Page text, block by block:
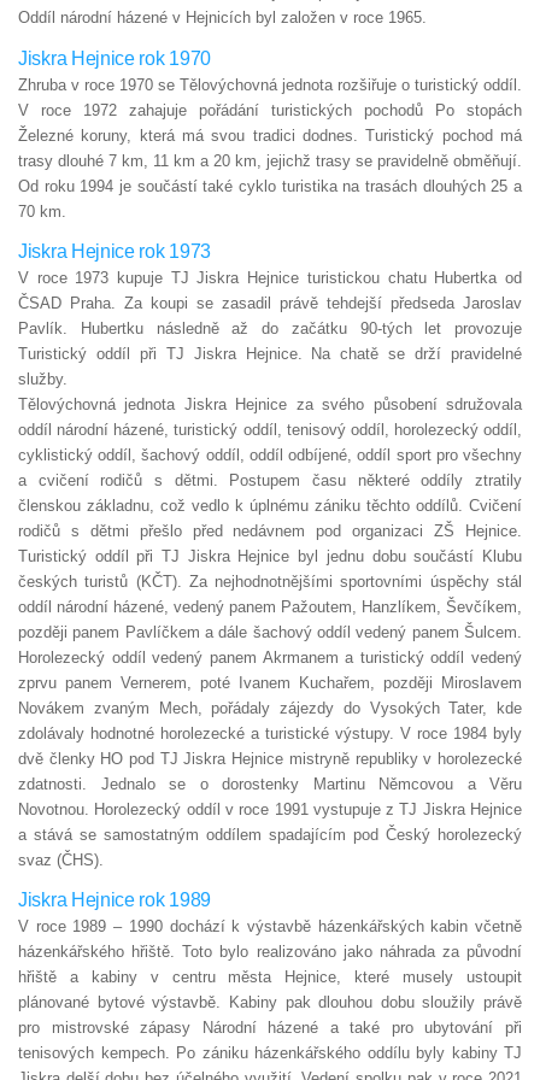
Oddíl národní házené v Hejnicích byl založen v roce 1965.
Jiskra Hejnice rok 1970
Zhruba v roce 1970 se Tělovýchovná jednota rozšiřuje o turistický oddíl.
V roce 1972 zahajuje pořádání turistických pochodů Po stopách
Železné koruny, která má svou tradici dodnes. Turistický pochod má
trasy dlouhé 7 km, 11 km a 20 km, jejichž trasy se pravidelně obměňují.
Od roku 1994 je součástí také cyklo turistika na trasách dlouhých 25 a
70 km.
Jiskra Hejnice rok 1973
V roce 1973 kupuje TJ Jiskra Hejnice turistickou chatu Hubertka od
ČSAD Praha. Za koupi se zasadil právě tehdejší předseda Jaroslav
Pavlík. Hubertku následně až do začátku 90-tých let provozuje
Turistický oddíl při TJ Jiskra Hejnice. Na chatě se drží pravidelné
služby.
Tělovýchovná jednota Jiskra Hejnice za svého působení sdružovala
oddíl národní házené, turistický oddíl, tenisový oddíl, horolezecký oddíl,
cyklistický oddíl, šachový oddíl, oddíl odbíjené, oddíl sport pro všechny
a cvičení rodičů s dětmi. Postupem času některé oddíly ztratily
členskou základnu, což vedlo k úplnému zániku těchto oddílů. Cvičení
rodičů s dětmi přešlo před nedávnem pod organizaci ZŠ Hejnice.
Turistický oddíl při TJ Jiskra Hejnice byl jednu dobu součástí Klubu
českých turistů (KČT). Za nejhodnotnějšími sportovními úspěchy stál
oddíl národní házené, vedený panem Pažoutem, Hanzlíkem, Ševčíkem,
později panem Pavlíčkem a dále šachový oddíl vedený panem Šulcem.
Horolezecký oddíl vedený panem Akrmanem a turistický oddíl vedený
zprvu panem Vernerem, poté Ivanem Kuchařem, později Miroslavem
Novákem zvaným Mech, pořádaly zájezdy do Vysokých Tater, kde
zdolávaly hodnotné horolezecké a turistické výstupy. V roce 1984 byly
dvě členky HO pod TJ Jiskra Hejnice mistryně republiky v horolezecké
zdatnosti. Jednalo se o dorostenky Martinu Němcovou a Věru
Novotnou. Horolezecký oddíl v roce 1991 vystupuje z TJ Jiskra Hejnice
a stává se samostatným oddílem spadajícím pod Český horolezecký
svaz (ČHS).
Jiskra Hejnice rok 1989
V roce 1989 – 1990 dochází k výstavbě házenkářských kabin včetně
házenkářského hřiště. Toto bylo realizováno jako náhrada za původní
hřiště a kabiny v centru města Hejnice, které musely ustoupit
plánované bytové výstavbě. Kabiny pak dlouhou dobu sloužily právě
pro mistrovské zápasy Národní házené a také pro ubytování při
tenisových kempech. Po zániku házenkářského oddílu byly kabiny TJ